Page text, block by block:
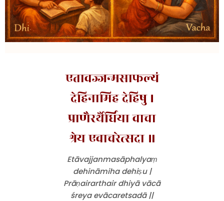
एतावज्जन्मसाफल्यं
देहिनामिह देहिषु ।
प्राणैरर्थैर्धिया वाचा
श्रेय एवाचरेत्सदा ॥
Etāvajjanmasāphalyaṃ
dehināmiha dehiṣu |
Prāṇairarthair dhiyā vācā
śreya evācaretsadā ||